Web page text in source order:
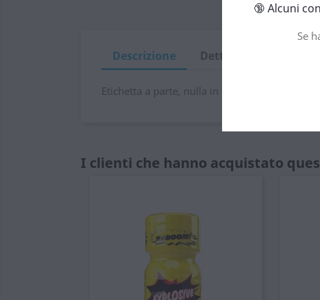
Descrizione Dettagli del prodotto
Etichetta a parte, nulla in questa bottiglia è
I clienti che hanno acquistato
🔞 Alcuni
Se